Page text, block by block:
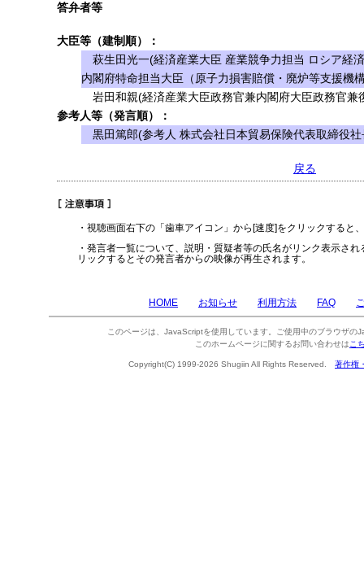
答弁者等
大臣等（建制順）：
萩生田光一(経済産業大臣 産業競争力担当 ロシア経
内閣府特命担当大臣（原子力損害賠償・廃炉等支援機
岩田和親(経済産業大臣政務官兼内閣府大臣政務官兼
参考人等（発言順）：
黒田篤郎(参考人 株式会社日本貿易保険代表取締役社
戻る
・視聴画面右下の「歯車アイコン」から[速度]をクリックすると
・発言者一覧について、説明・質疑者等の氏名がリンク表示さ
リックするとその発言者からの映像が再生されます。
HOME お知らせ 利用方法 FAQ
このページは、JavaScriptを使用しています。ご使用中のブラウザの
このホームページに関するお問い合わせは こ
Copyright(C) 1999-2026 Shugiin All Rights Reserved. 著作権